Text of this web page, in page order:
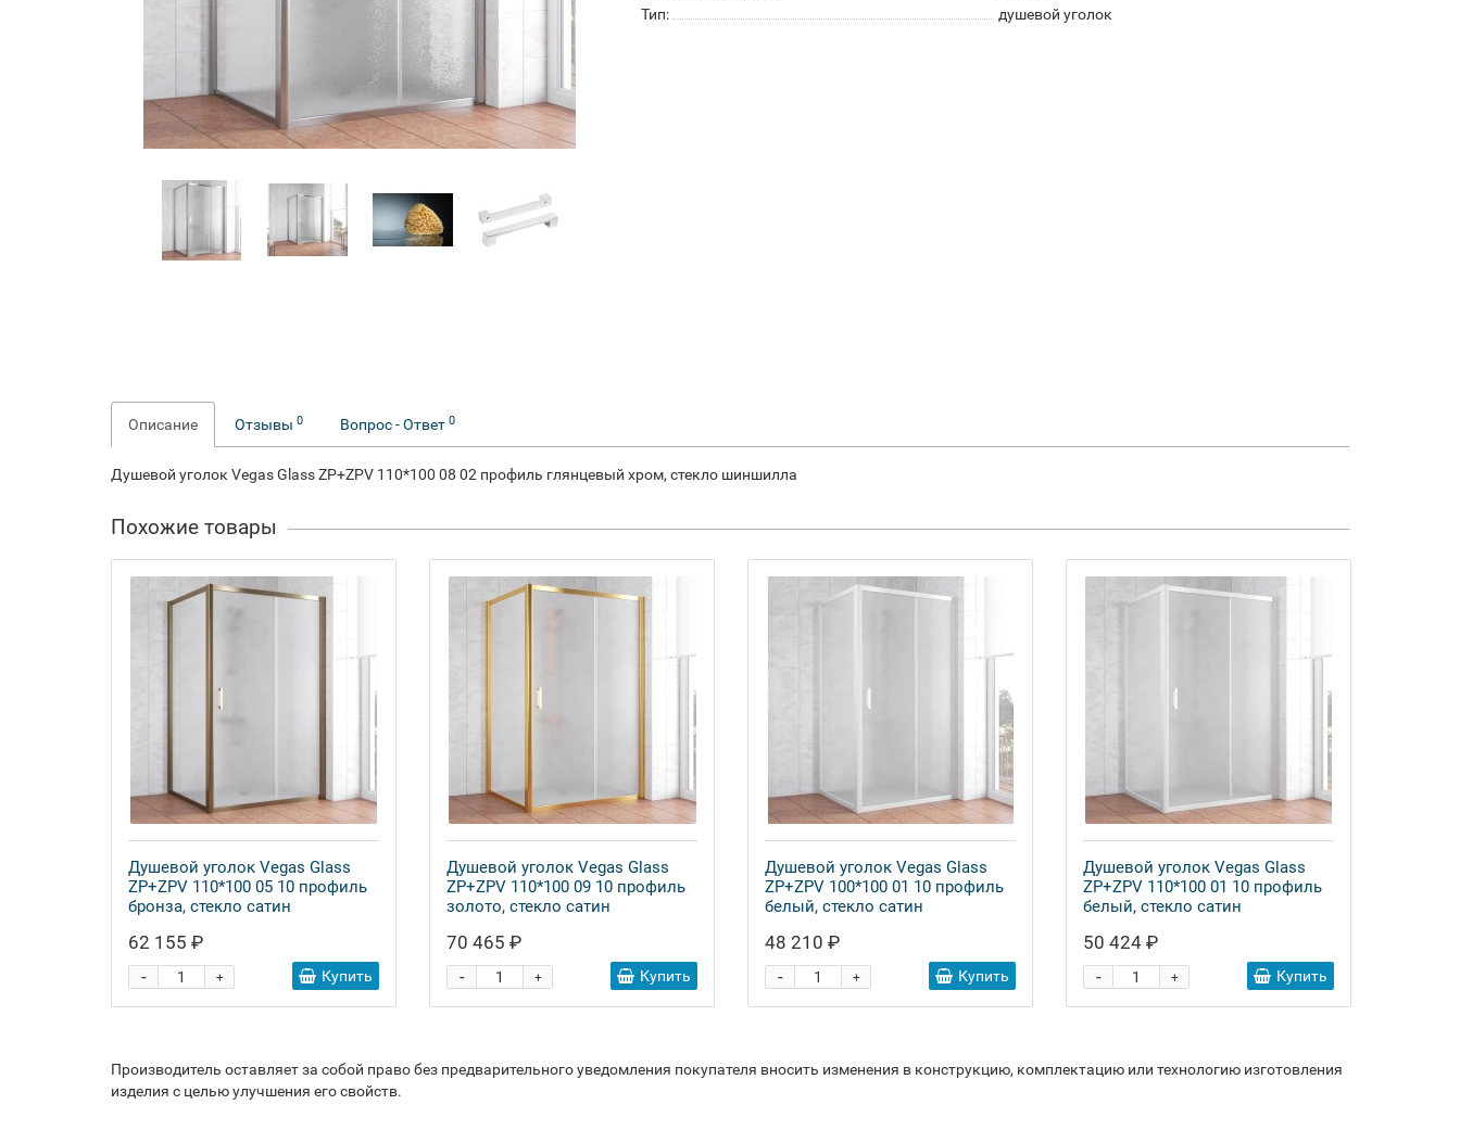
Тип:
душевой уголок
Описание Отзывы 0 Вопрос - Ответ 0
Душевой уголок Vegas Glass ZP+ZPV 110*100 08 02 профиль глянцевый хром, стекло шиншилла
Похожие товары
Душевой уголок Vegas Glass
ZP+ZPV 110*100 05 10 профиль
бронза, стекло сатин
62 155 ₽
+
- Купить
Душевой уголок Vegas Glass
ZP+ZPV 110*100 09 10 профиль
золото, стекло сатин
70 465 ₽
+
- Купить
Душевой уголок Vegas Glass
ZP+ZPV 100*100 01 10 профиль
белый, стекло сатин
48 210 ₽
+
- Купить
Душевой уголок Vegas Glass
ZP+ZPV 110*100 01 10 профиль
белый, стекло сатин
50 424 ₽
+
- Купить
Производитель оставляет за собой право без предварительного уведомления покупателя вносить изменения в конструкцию, комплектацию или технологию изготовления
изделия с целью улучшения его свойств.